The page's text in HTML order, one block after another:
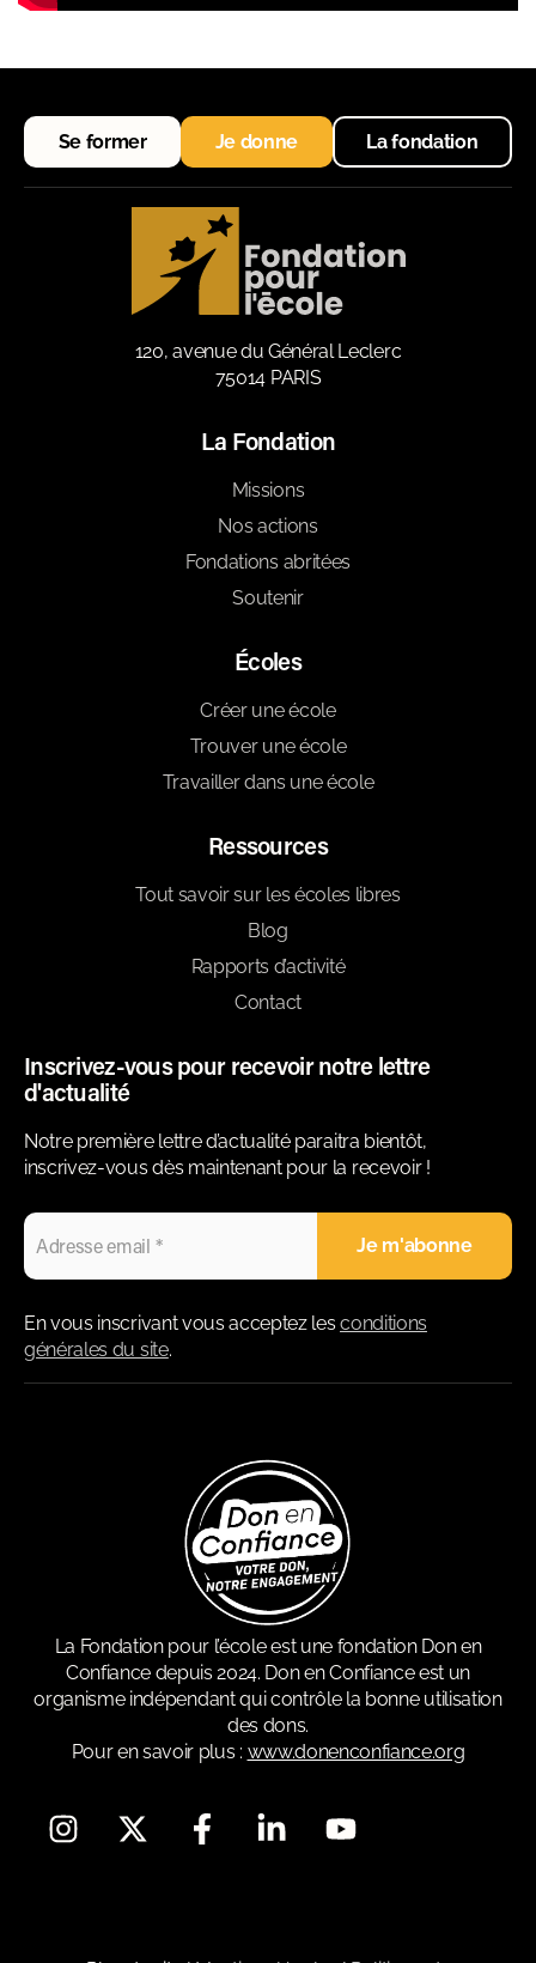
Se former Je donne La fondation
120, avenue du Général Leclerc
75014 PARIS
La Fondation
Missions
Nos actions
Fondations abritées
Soutenir
Écoles
Créer une école
Trouver une école
Travailler dans une école
Ressources
Tout savoir sur les écoles libres
Blog
Rapports d’activité
Contact
Inscrivez-vous pour recevoir notre lettre
d'actualité
Notre première lettre d’actualité paraitra bientôt,
inscrivez-vous dès maintenant pour la recevoir !
En vous inscrivant vous acceptez lesconditions
générales du site.
La Fondation pour l’école est une fondation Don en
Confiance depuis 2024. Don en Confiance est un
organisme indépendant qui contrôle la bonne utilisation
des dons.
Pour en savoir plus : www.donenconfiance.org